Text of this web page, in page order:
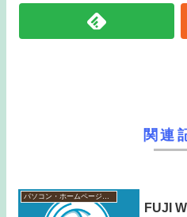
関連
パソコン・ホームページ作成
FUJI